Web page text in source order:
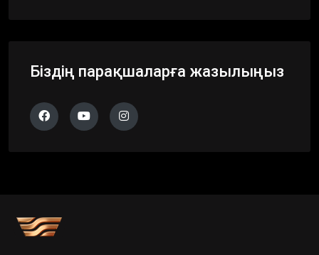
Біздің парақшаларға жазылыңыз